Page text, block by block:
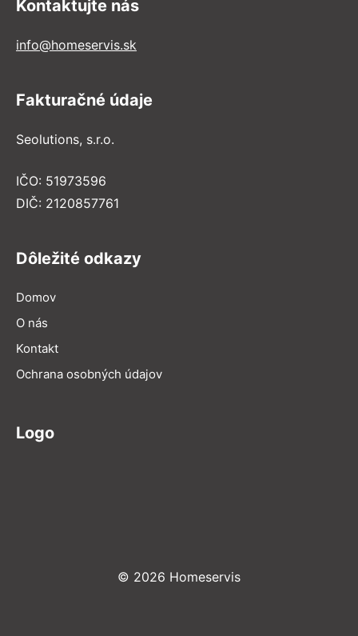
Kontaktujte nás
info@homeservis.sk
Fakturačné údaje
Seolutions, s.r.o.
IČO: 51973596
DIČ: 2120857761
Dôležité odkazy
Domov
O nás
Kontakt
Ochrana osobných údajov
Logo
© 2026 Homeservis